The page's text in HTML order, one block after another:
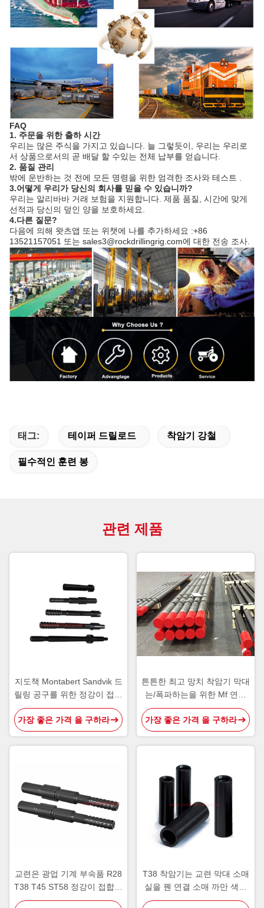
FAQ
1. 주문을 위한 출하 시간
우리는 많은 주식을 가지고 있습니다. 늘 그렇듯이, 우리는 우리로
서 상품으로서의 곧 배달 할 수있는 전체 납부를 얻습니다.
2. 품질 관리
밖에 운반하는 것 전에 모든 명령을 위한 엄격한 조사와 테스트 .
3.어떻게 우리가 당신의 회사를 믿을 수 있습니까?
우리는 알리바바 거래 보험을 지원합니다. 제품 품질, 시간에 맞게
선적과 당신의 덮인 양을 보호하세요.
4.다른 질문?
다음에 의해 왓츠앱 또는 위챗에 나를 추가하세요 :+86
13521157051 또는 sales3@rockdrillingrig.com에 대한 전송 조사.
태그: 테이퍼 드릴로드 착암기 강철
필수적인 훈련 봉
관련 제품
지도책 Montabert Sandvik 드
릴링 공구를 위한 정강이 접합
기 착암기 막대
가장 좋은 가격 을 구하라
튼튼한 최고 망치 착암기 막대
는/폭파하는을 위한 Mf 연장
막대를 채광 실을 뀁니다
가장 좋은 가격 을 구하라
교련은 광업 기계 부속품 R28
T38 T45 ST58 정강이 접합기
탄소 강철을 도구로 만듭니다
T38 착암기는 교련 막대 소매
실을 꿴 연결 소매 까만 색깔
을 도구로 만듭니다